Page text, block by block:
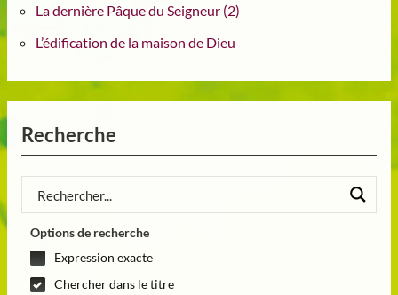
La dernière Pâque du Seigneur (2)
L’édification de la maison de Dieu
Recherche
Options de recherche
Expression exacte
Chercher dans le titre